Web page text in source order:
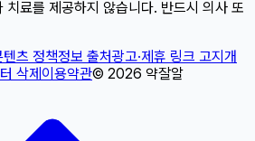
치료를 제공하지 않습니다. 반드시 의사 또
텐츠 정책정보 출처광고·제휴 링크 고지 개
삭제 이용약관© 2026 약잘알